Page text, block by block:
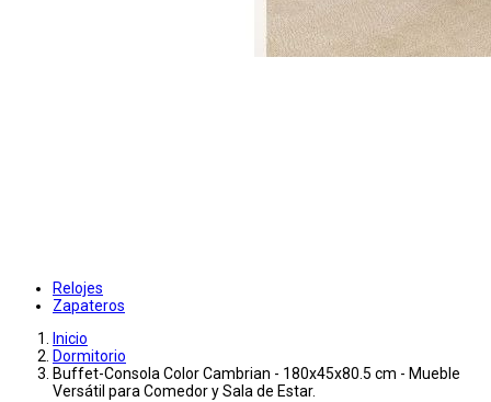
Relojes
Zapateros
Inicio
Dormitorio
Buffet-Consola Color Cambrian - 180x45x80.5 cm - Mueble
Versátil para Comedor y Sala de Estar.